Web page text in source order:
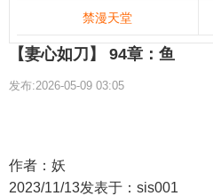
禁漫天堂
【妻心如刀】 94章：鱼
发布:2026-05-09 03:05
作者：妖
2023/11/13发表于：sis001